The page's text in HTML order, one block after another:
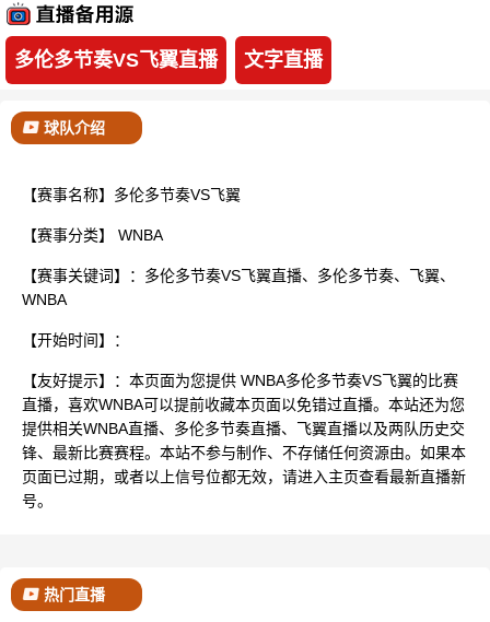
多伦多节奏VS飞翼直播 文字直播
球队介绍
【赛事名称】多伦多节奏VS飞翼
【赛事分类】 WNBA
【赛事关键词】：多伦多节奏VS飞翼直播、多伦多节奏、飞翼、
WNBA
【开始时间】：
【友好提示】：本页面为您提供 WNBA多伦多节奏VS飞翼的比赛
直播，喜欢WNBA可以提前收藏本页面以免错过直播。本站还为您
提供相关WNBA直播、多伦多节奏直播、飞翼直播以及两队历史交
锋、最新比赛赛程。本站不参与制作、不存储任何资源由。如果本
页面已过期，或者以上信号位都无效，请进入主页查看最新直播新
号。
热门直播